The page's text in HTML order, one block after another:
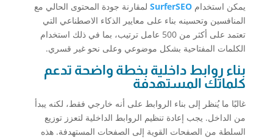
يمكن استخدام SurferSEOلمقارنة جودة المحتوى الحالي مع
المنافسين وتحسينه بناء على معايير الذكاء الاصطناعي التي
تعتمد على أكثر من 500 عامل ترتيب، بما في ذلك استخدام
الكلمات المفتاحية بشكل موضوعي وعلى نحو غير قسري.
بناء روابط داخلية بخطة واضحة تدعم
كلماتك المستهدفة
غالبًا ما يُنظر إلى بناء الروابط على أنه خارجي فقط، لكنه يبدأ
من الداخل. يجب إعادة تنظيم الروابط الداخلية لتعزز توزيع
السلطة من الصفحات القوية إلى الصفحات المستهدفة. هذه